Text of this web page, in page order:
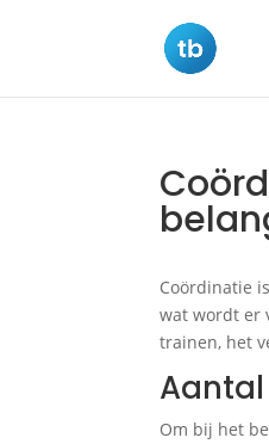
Coördinatie
wat wordt er
trainen, het
Om bij het